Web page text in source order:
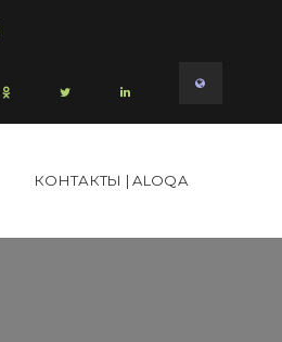
КОНТАКТЫ | ALOQA